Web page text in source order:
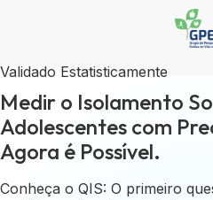
Validado Estatisticamente
Medir o Isolamento
Adolescentes com
Agora é Possível.
Conheça o QIS: O primeiro